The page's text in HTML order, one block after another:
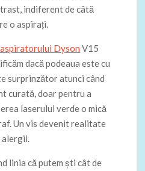
indiferent de câtă
o aspirați.
Dyson V15
dacă podeaua este cu
surprinzător atunci când
curată, doar pentru a
laserului verde o mică
Un vis devenit realitate
alergii.
linia că putem ști cât de